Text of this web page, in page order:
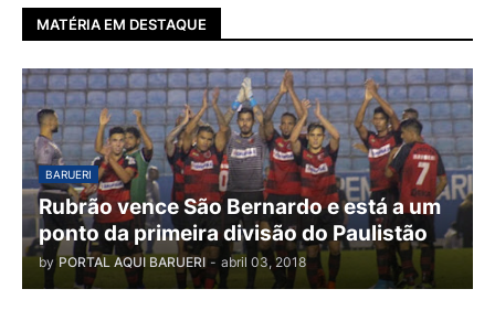
MATÉRIA EM DESTAQUE
BARUERI
Rubrão vence São Bernardo e está a um
ponto da primeira divisão do Paulistão
by PORTAL AQUI BARUERI - abril 03, 2018